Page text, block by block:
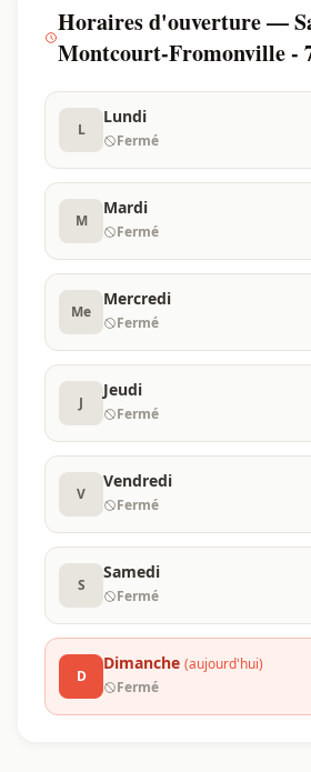
Horaires d'ouverture —
Montcourt-Fromonville -
L
Lundi
Fermé
M
Mardi
Fermé
Me
Mercredi
Fermé
J
Jeudi
Fermé
V
Vendredi
Fermé
S
Samedi
Fermé
D
Dimanche (aujourd'hui)
Fermé